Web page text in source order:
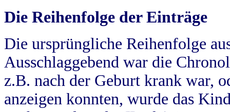
Die Reihenfolge der Einträge
Die ursprüngliche Reihenfolge
Ausschlaggebend war die
z.B. nach der Geburt krank war,
anzeigen konnten, wurde das